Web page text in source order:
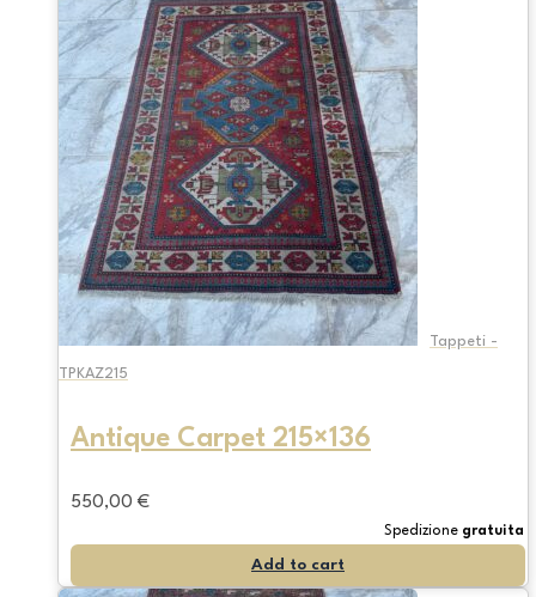
Tappeti -
TPKAZ215
Antique Carpet 215×136
550,00 €
Spedizione gratuita
Add to cart